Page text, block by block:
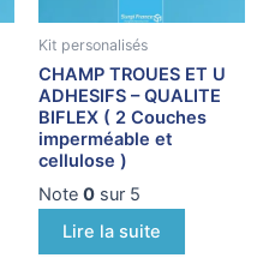
Kit personalisés
CHAMP TROUES ET U
ADHESIFS – QUALITE
BIFLEX ( 2 Couches
imperméable et
cellulose )
Note 0sur 5
Lire la suite
Je profite !